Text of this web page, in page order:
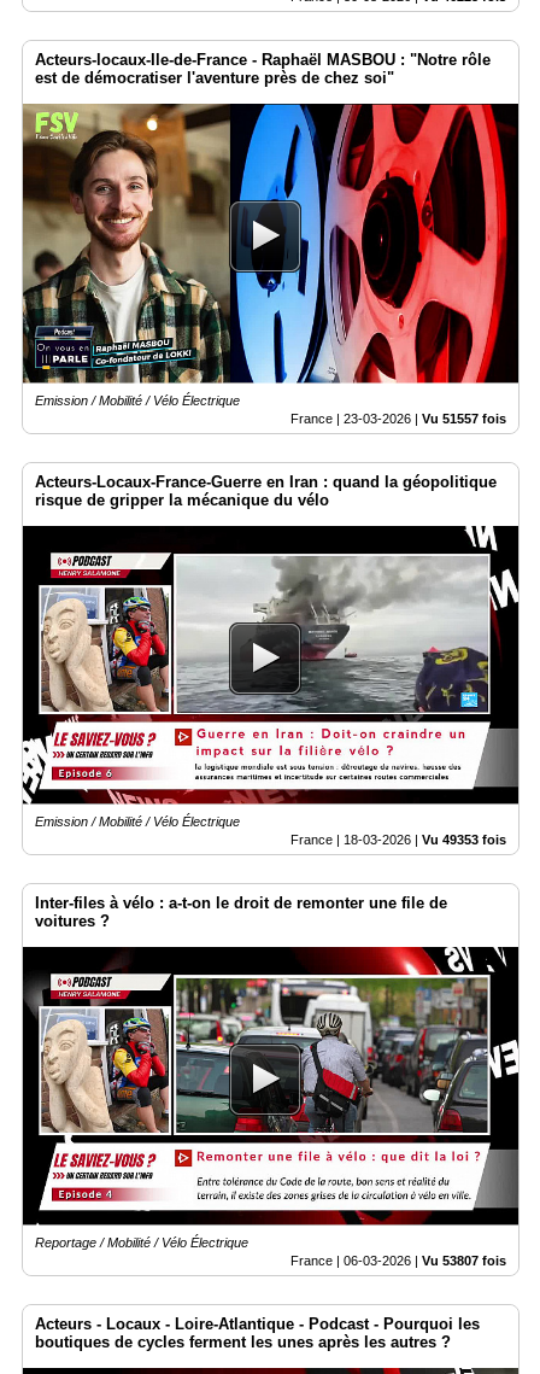
Acteurs-locaux-Ile-de-France - Raphaël MASBOU : "Notre rôle
est de démocratiser l'aventure près de chez soi"
Emission / Mobilité / Vélo Électrique
France | 23-03-2026 | Vu 51557 fois
Acteurs-Locaux-France-Guerre en Iran : quand la géopolitique
risque de gripper la mécanique du vélo
Emission / Mobilité / Vélo Électrique
France | 18-03-2026 | Vu 49353 fois
Inter-files à vélo : a-t-on le droit de remonter une file de
voitures ?
Reportage / Mobilité / Vélo Électrique
France | 06-03-2026 Vu 53807 fois
Acteurs - Locaux - Loire-Atlantique - Podcast - Pourquoi les
boutiques de cycles ferment les unes après les autres ?